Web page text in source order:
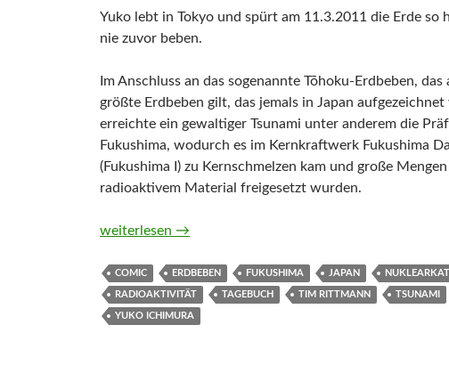
Yuko lebt in Tokyo und spürt am 11.3.2011 die Erde so
nie zuvor beben.
Im Anschluss an das sogenannte Tōhoku-Erdbeben, das
größte Erdbeben gilt, das jemals in Japan
erreichte ein gewaltiger Tsunami unter anderem die
Fukushima, wodurch es im Kernkraftwerk Fukushima
(Fukushima I) zu Kernschmelzen kam und große
radioaktivem Material freigesetzt wurden.
3/11. Tagebuch nach Fukushima von Yuko Ichimura
weiterlesen →
COMIC ERDBEBEN FUKUSHIMA JAPAN
RADIOAKTIVITÄT TAGEBUCH TIM RITTMANN TSUNAMI
YUKO ICHIMURA